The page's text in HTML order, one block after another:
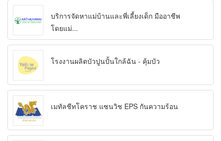
บริการจัดหาแม่บ้านและพี่เลี้ยงเด็ก มืออาชีพ
โดยแม่...
โรงงานผลิตบัวปูนปั้นใกล้ฉัน - คุ้มบัว
เมทัลชีทโคราช แซนวิช EPS กันความร้อน